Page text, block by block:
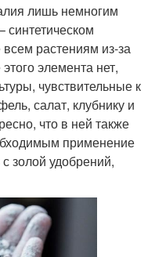
лишь немногим
растениям из-за
элемента нет,
чувствительные к
салат, клубнику и
что в ней также
применение
золой удобрений,